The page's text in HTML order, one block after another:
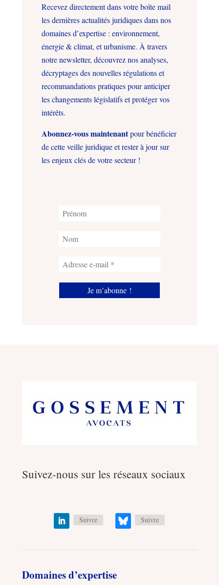
Recevez directement dans votre boîte mail
les dernières actualités juridiques dans nos
domaines d’expertise : environnement,
énergie & climat, et urbanisme. À travers
notre newsletter, découvrez nos analyses,
décryptages des nouvelles régulations et
recommandations pratiques pour anticiper
les changements législatifs et protéger vos
intérêts.
Abonnez-vous maintenantpour bénéficier
de cette veille juridique et rester à jour sur
les enjeux clés de votre secteur !
Suivez-nous sur les réseaux sociaux
Suivre Suivre
Domaines d’expertise